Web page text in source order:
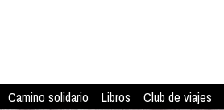
Camino solidario Libros Club de viajes